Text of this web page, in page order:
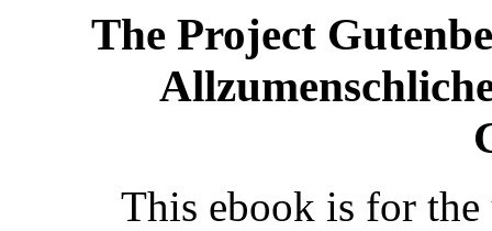
The Project
This ebook is for the